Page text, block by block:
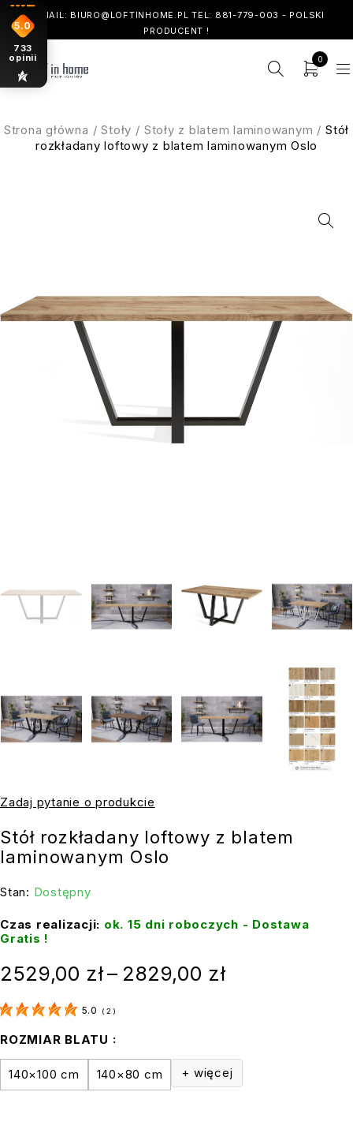
! EMAIL: BIURO@LOFTINHOME.PL TEL: 881-779-003 - POLSKI
PRODUCENT !
0
Strona główna / Stoły / Stoły z blatem laminowanym / Stół
rozkładany loftowy z blatem laminowanym Oslo
Zadaj pytanie o produkcie
Stół rozkładany loftowy z blatem
laminowanym Oslo
Stan: Dostępny
Czas realizacji: ok. 15 dni roboczych - Dostawa
Gratis !
2529,00 zł– 2829,00 zł
5.0 ( 2 )
ROZMIAR BLATU
140×100 cm 140×80 cm + więcej
5.0
733
opinii